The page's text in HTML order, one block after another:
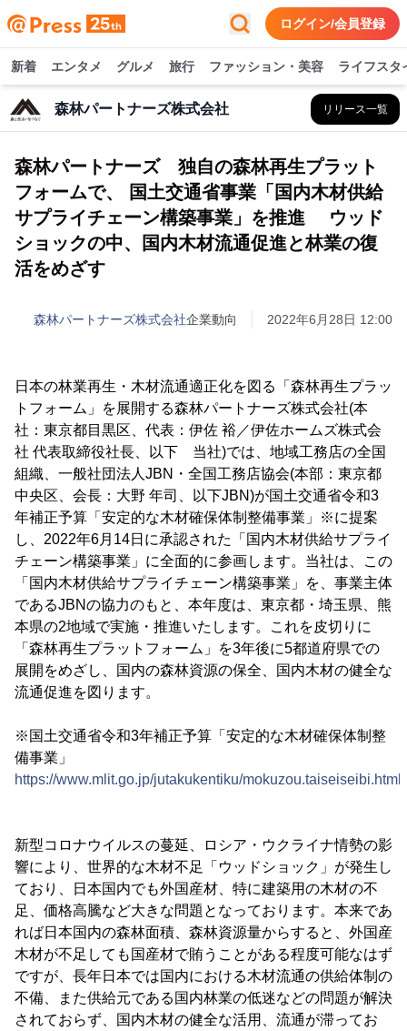
ログイン/会員登録
新着 エンタメ グルメ 旅行 ファッション・美容 ライフスタ
森林パートナーズ株式会社 リリース一覧
森林パートナーズ 独自の森林再生プラット
フォームで、 国土交通省事業「国内木材供給
サプライチェーン構築事業」を推進 ウッド
ショックの中、国内木材流通促進と林業の復
活をめざす
森林パートナーズ株式会社企業動向 2022年6月28日 12:00
日本の林業再生・木材流通適正化を図る「森林再生プラッ
トフォーム」を展開する森林パートナーズ株式会社(本
社：東京都目黒区、代表：伊佐 裕／伊佐ホームズ株式会
社 代表取締役社長、以下 当社)では、地域工務店の全国
組織、一般社団法人JBN・全国工務店協会(本部：東京都
中央区、会長：大野 年司、以下JBN)が国土交通省令和3
年補正予算「安定的な木材確保体制整備事業」※に提案
し、2022年6月14日に承認された「国内木材供給サプライ
チェーン構築事業」に全面的に参画します。当社は、この
「国内木材供給サプライチェーン構築事業」を、事業主体
であるJBNの協力のもと、本年度は、東京都・埼玉県、熊
本県の2地域で実施・推進いたします。これを皮切りに
「森林再生プラットフォーム」を3年後に5都道府県での
展開をめざし、国内の森林資源の保全、国内木材の健全な
流通促進を図ります。
※国土交通省令和3年補正予算「安定的な木材確保体制整
備事業」
https://www.mlit.go.jp/jutakukentiku/mokuzou.taiseiseibi.html
新型コロナウイルスの蔓延、ロシア・ウクライナ情勢の影
響により、世界的な木材不足「ウッドショック」が発生し
ており、日本国内でも外国産材、特に建築用の木材の不
足、価格高騰など大きな問題となっております。本来であ
れば日本国内の森林面積、森林資源量からすると、外国産
木材が不足しても国産材で賄うことがある程度可能なはず
ですが、長年日本では国内における木材流通の供給体制の
不備、また供給元である国内林業の低迷などの問題が解決
されておらず、国内木材の健全な活用、流通が滞ってお